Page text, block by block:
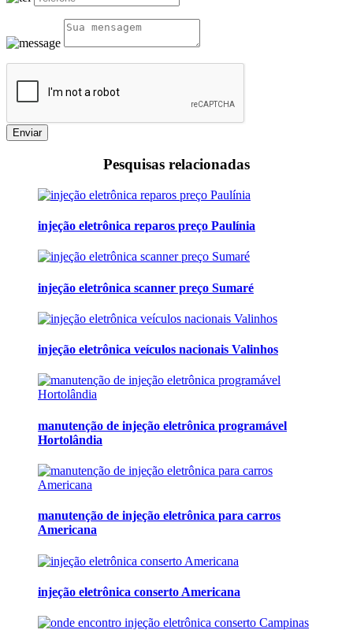
Enviar
Pesquisas relacionadas
injeção eletrônica reparos preço Paulínia
injeção eletrônica scanner preço Sumaré
injeção eletrônica veículos nacionais Valinhos
manutenção de injeção eletrônica programável
Hortolândia
manutenção de injeção eletrônica para carros
Americana
injeção eletrônica conserto Americana